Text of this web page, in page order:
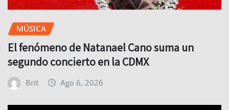
MÚSICA
El fenómeno de Natanael Cano suma un
segundo concierto en la CDMX
Brit Ago 6, 2026